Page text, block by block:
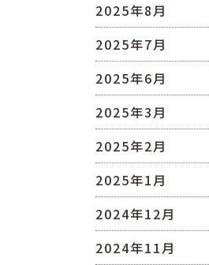
2025年8月
2025年7月
2025年6月
2025年3月
2025年2月
2025年1月
2024年12月
2024年11月